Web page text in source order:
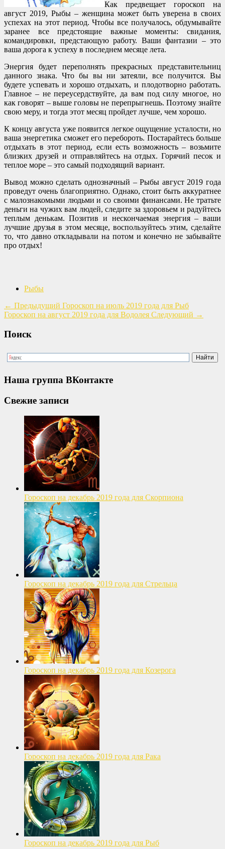
Как предвещает гороскоп на
август 2019, Рыбы – женщина может быть уверена в своих
успехах на этот период. Чтобы все получалось, обдумывайте
заранее все предстоящие важные моменты: свидания,
командировки, предстающую работу. Ваши фантазии – это
ваша дорога к успеху в последнем месяце лета.
Энергия будет переполнять прекрасных представительниц
данного знака. Что бы вы ни затеяли, все получится. Вы
будете успевать и хорошо отдыхать, и плодотворно работать.
Главное – не переусердствуйте, да вам под силу многое, но
как говорят – выше головы не перепрыгнешь. Поэтому знайте
свою меру, и тогда этот месяц пройдет лучше, чем хорошо.
К концу августа уже появится легкое ощущение усталости, но
ваша энергетика сможет его перебороть. Постарайтесь больше
отдыхать в этот период, если есть возможность – возьмите
близких друзей и отправляйтесь на отдых. Горячий песок и
теплое море – это самый подходящий вариант.
Вывод можно сделать однозначный – Рыбы август 2019 года
проведут очень благоприятно. Однако, стоит быть аккуратнее
с малознакомыми людьми и со своими финансами. Не тратьте
деньги на чужих вам людей, следите за здоровьем и радуйтесь
теплым денькам. Позитив и нескончаемая энергия – ваши
лучшие друзья в этом месяце, воспользуйтесь этим, сделайте
то, что давно откладывали на потом и конечно не забывайте
про отдых!
Рыбы
← Предыдущий Гороскоп на июль 2019 года для Рыб
Гороскоп на август 2019 года для Водолея Следующий →
Поиск
Наша группа ВКонтакте
Свежие записи
Гороскоп на декабрь 2019 года для Скорпиона
Гороскоп на декабрь 2019 года для Стрельца
Гороскоп на декабрь 2019 года для Козерога
Гороскоп на декабрь 2019 года для Рака
Гороскоп на декабрь 2019 года для Рыб